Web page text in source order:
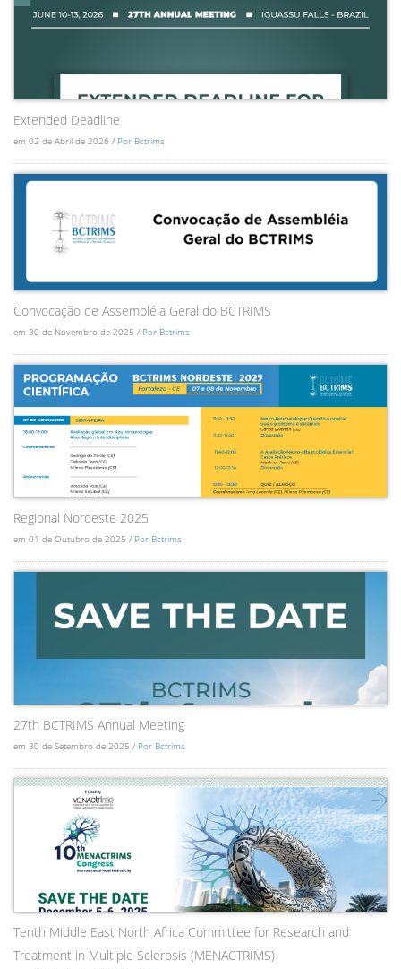
Extended Deadline
em 02 de Abril de 2026 / Por Bctrims
Convocação de Assembléia Geral do BCTRIMS
em 30 de Novembro de 2025 / Por Bctrims
Regional Nordeste 2025
em 01 de Outubro de 2025 / Por Bctrims
27th BCTRIMS Annual Meeting
em 30 de Setembro de 2025 / Por Bctrims
Tenth Middle East North Africa Committee for Research and
Treatment in Multiple Sclerosis (MENACTRIMS)